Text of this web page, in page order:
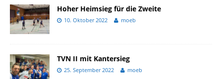
Hoher Heimsieg für die Zweite
10. Oktober 2022 moeb
TVN II mit Kantersieg
25. September 2022 moeb